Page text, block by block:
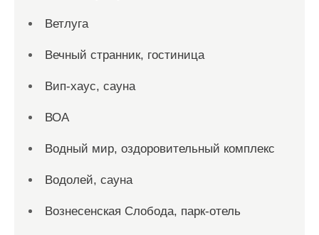
Ветлуга
Вечный странник, гостиница
Вип-хаус, сауна
ВОА
Водный мир, оздоровительный комплекс
Водолей, сауна
Вознесенская Слобода, парк-отель